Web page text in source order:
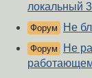
локальный
Форум Не
Форум
Не